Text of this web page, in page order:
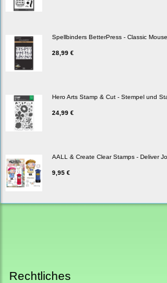
Spellbinders BetterPress - Classic
28,99 €
Hero Arts Stamp & Cut - Stempel und
24,99 €
AALL & Create Clear Stamps - Deliver
9,95 €
Rechtliches